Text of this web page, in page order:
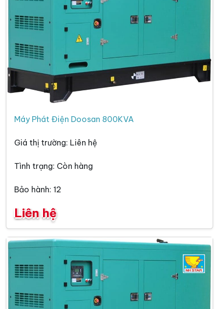
Máy Phát Điện Doosan 800KVA
Giá thị trường: Liên hệ
Tình trạng: Còn hàng
Bảo hành: 12
Liên hệ